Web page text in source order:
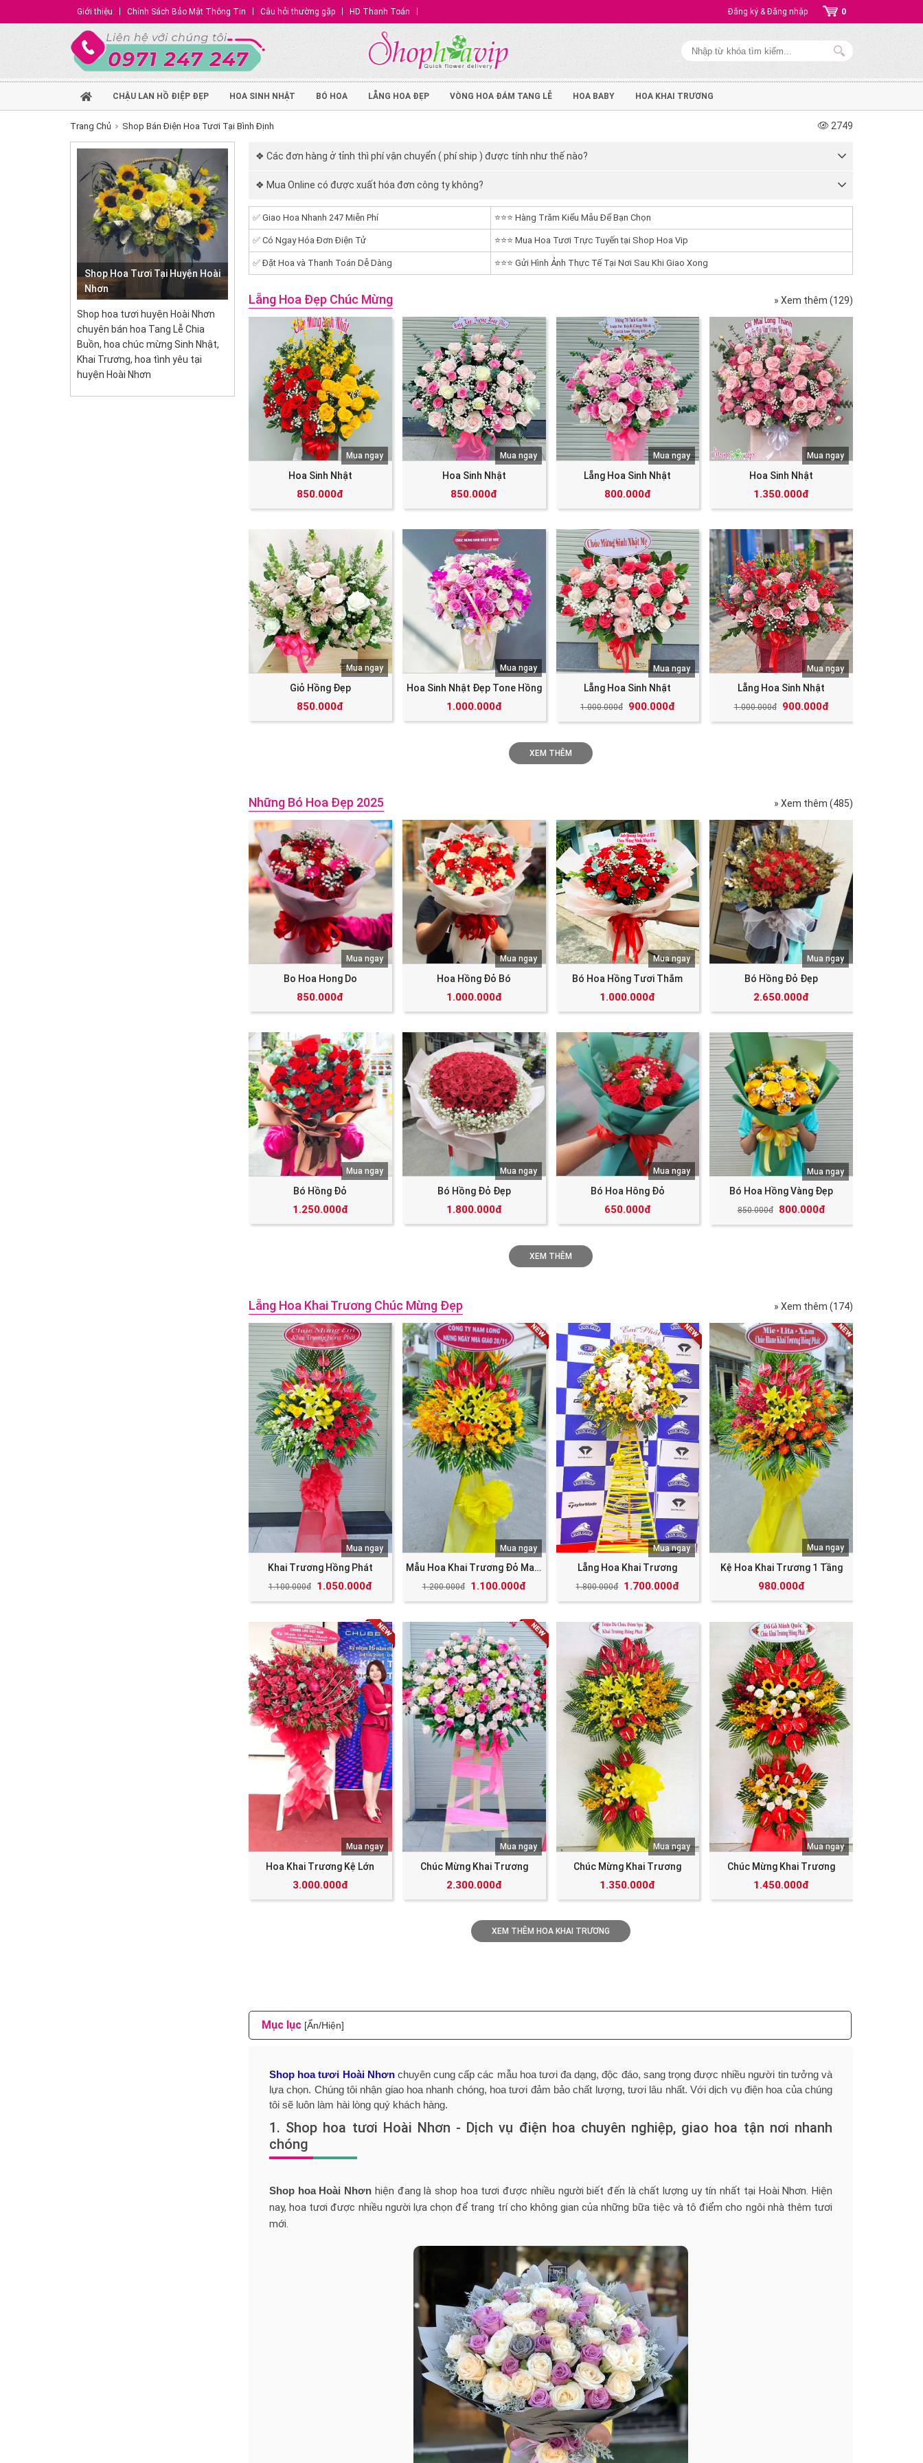
Giới thiệu Chính Sách Bảo Mật Thông Tin Câu hỏi thường gặp HD Thanh Toán Đăng ký & Đăng nhập 0
CHẬU LAN HỒ ĐIỆP ĐẸP HOA SINH NHẬT BÓ HOA LẴNG HOA ĐẸP VÒNG HOA ĐÁM TANG LỄ HOA BABY HOA KHAI TRƯƠNG
Trang Chủ Shop Bán Điện Hoa Tươi Tại Bình Định 2749
Shop Hoa Tươi Tại Huyện Hoài
Nhơn
Shop hoa tươi huyện Hoài Nhơn
chuyên bán hoa Tang Lễ Chia
Buồn, hoa chúc mừng Sinh Nhật,
Khai Trương, hoa tình yêu tại
huyện Hoài Nhơn
❖ Các đơn hàng ở tỉnh thì phí vận chuyển ( phí ship ) được tính như thế nào?
❖ Mua Online có được xuất hóa đơn công ty không?
✅ Giao Hoa Nhanh 247 Miễn Phí ⭐⭐⭐ Hàng Trăm Kiểu Mẫu Để Bạn Chọn
✅ Có Ngay Hóa Đơn Điện Tử ⭐⭐⭐ Mua Hoa Tươi Trực Tuyến tại Shop Hoa Vip
✅ Đặt Hoa và Thanh Toán Dễ Dàng ⭐⭐⭐ Gửi Hình Ảnh Thực Tế Tại Nơi Sau Khi Giao Xong
Lẵng Hoa Đẹp Chúc Mừng » Xem thêm (129)
Hoa Sinh Nhật
850.000đ
Mua ngay
Hoa Sinh Nhật
850.000đ
Mua ngay
Lẵng Hoa Sinh Nhật
800.000đ
Mua ngay
Hoa Sinh Nhật
1.350.000đ
Mua ngay
Giỏ Hồng Đẹp
850.000đ
Mua ngay
Hoa Sinh Nhật Đẹp Tone Hồng
1.000.000đ
Mua ngay
Lẵng Hoa Sinh Nhật
1.000.000đ 900.000đ
Mua ngay
Lẵng Hoa Sinh Nhật
1.000.000đ 900.000đ
Mua ngay
XEM THÊM
Những Bó Hoa Đẹp 2025 » Xem thêm (485)
Bo Hoa Hong Do
850.000đ
Mua ngay
Hoa Hồng Đỏ Bó
1.000.000đ
Mua ngay
Bó Hoa Hồng Tươi Thắm
1.000.000đ
Mua ngay
Bó Hồng Đỏ Đẹp
2.650.000đ
Mua ngay
Bó Hồng Đỏ
1.250.000đ
Mua ngay
Bó Hồng Đỏ Đẹp
1.800.000đ
Mua ngay
Bó Hoa Hông Đỏ
650.000đ
Mua ngay
Bó Hoa Hồng Vàng Đẹp
850.000đ 800.000đ
Mua ngay
XEM THÊM
Lẵng Hoa Khai Trương Chúc Mừng Đẹp » Xem thêm (174)
Khai Trương Hồng Phát
1.100.000đ 1.050.000đ
Mua ngay
Mẫu Hoa Khai Trương Đỏ May Mắn Tài Lộc
1.200.000đ 1.100.000đ
Mua ngay
Lẵng Hoa Khai Trương
1.800.000đ 1.700.000đ
Mua ngay
Kệ Hoa Khai Trương 1 Tầng
980.000đ
Mua ngay
Hoa Khai Trương Kệ Lớn
3.000.000đ
Mua ngay
Chúc Mừng Khai Trương
2.300.000đ
Mua ngay
Chúc Mừng Khai Trương
1.350.000đ
Mua ngay
Chúc Mừng Khai Trương
1.450.000đ
Mua ngay
XEM THÊM HOA KHAI TRƯƠNG
Mục lục [Ẩn/Hiện]
Shop hoa tươi Hoài Nhơnchuyên cung cấp các mẫu hoa tươi đa dạng, độc đáo, sang trọng được nhiều người tin tưởng và
lựa chọn. Chúng tôi nhận giao hoa nhanh chóng, hoa tươi đảm bảo chất lượng, tươi lâu nhất. Với dịch vụ điện hoa của chúng
tôi sẽ luôn làm hài lòng quý khách hàng.
1. Shop hoa tươi Hoài Nhơn - Dịch vụ điện hoa chuyên nghiệp, giao hoa tận nơi nhanh
chóng
Shop hoa Hoài Nhơn hiện đang là shop hoa tươi được nhiều người biết đến là chất lượng uy tín nhất tại Hoài Nhơn. Hiện
nay, hoa tươi được nhiều người lựa chọn để trang trí cho không gian của những bữa tiệc và tô điểm cho ngôi nhà thêm tươi
mới.